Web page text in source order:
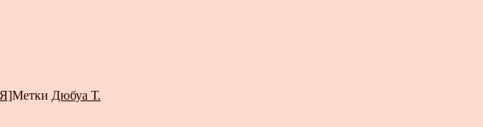
Метки Дюбуа Т.